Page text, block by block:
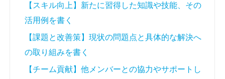
【スキル向上】新たに習得した知識や技能、その
活用例を書く
【課題と改善策】現状の問題点と具体的な解決へ
の取り組みを書く
【チーム貢献】他メンバーとの協力やサポートし